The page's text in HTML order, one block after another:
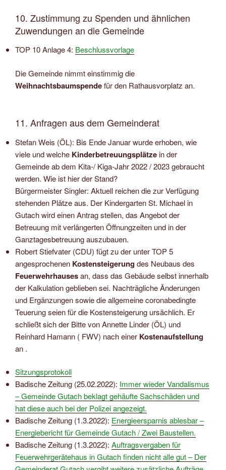
10. Zustimmung zu Spenden und ähnlichen
Zuwendungen an die Gemeinde
TOP 10 Anlage 4: Beschlussvorlage
Die Gemeinde nimmt einstimmig die
Weihnachtsbaumspendefür den Rathausvorplatz an.
11. Anfragen aus dem Gemeinderat
Stefan Weis (ÖL): Bis Ende Januar wurde erhoben, wie
viele und welche Kinderbetreuungsplätzein der
Gemeinde ab dem Kita-/ Kiga-Jahr 2022 / 2023 gebraucht
werden. Wie ist hier der Stand?
Bürgermeister Singler: Aktuell reichen die zur Verfügung
stehenden Plätze aus. Der Kindergarten St. Michael in
Gutach wird einen Antrag stellen, das Angebot der
Betreuung mit verlängerten Öffnungzeiten und in der
Ganztagesbetreuung auszubauen.
Robert Stiefvater (CDU) fügt zu der unter TOP 5
angesprochenen Kostensteigerungdes Neubaus des
Feuerwehrhausesan, dass das Gebäude selbst innerhalb
der Kalkulation geblieben sei. Nachträgliche Änderungen
und Ergänzungen sowie die allgemeine coronabedingte
Teuerung seien für die Kostensteigerung ursächlich. Er
schließt sich der Bitte von Annette Linder (ÖL) und
Reinhard Hamann ( FWV) nach einer Kostenaufstellung
an .
Sitzungsprotokoll
Badische Zeitung (25.02.2022): Immer wieder Vandalismus
– Gemeinde Gutach beklagt gehäufte Sachschäden und
hat diese auch bei der Polizei angezeigt.
Badische Zeitung (1.3.2022): Energieersparnis ablesbar –
Energiebericht für Gemeinde Gutach / Zwei Baustellen.
Badische Zeitung (1.3.2022): Auftragsvergaben für
Feuerwehrgerätehaus in Gutach finden nicht alle gut – Der